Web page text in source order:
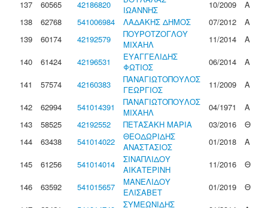
137
60565 42186820
ΙΩΑΝΝΗΣ
10/2009
Α
138
62768 541006984 ΛΑΔΑΚΗΣ ΔΗΜΟΣ 07/2012
Α
139
60174 42192579
ΠΟΥΡΟΤΖΟΓΛΟΥ
ΜΙΧΑΗΛ
11/2014
Α
140
61424 42196531
ΕΥΑΓΓΕΛΙΔΗΣ
ΦΩΤΙΟΣ
06/2014
Α
141
57574 42160383
ΠΑΝΑΓΙΩΤΟΠΟΥΛΟΣ
ΓΕΩΡΓΙΟΣ
11/2009
Α
142
62994 541014391
ΠΑΝΑΓΙΩΤΟΠΟΥΛΟΣ
ΜΙΧΑΗΛ
04/1971
Α
143
58525 42192552 ΠΕΤΑΣΑΚΗ ΜΑΡΙΑ 03/2016
Θ
144
63438 541014022
ΘΕΟΔΩΡΙΔΗΣ
ΑΝΑΣΤΑΣΙΟΣ
01/2018
Α
145
61256 541014014
ΣΙΝΑΠΛΙΔΟΥ
ΑΙΚΑΤΕΡΙΝΗ
11/2016
Θ
146
63592 541015657
ΜΑΝΕΛΙΔΟΥ
ΕΛΙΣΑΒΕΤ
01/2019
Θ
ΣΥΜΕΩΝΙΔΗΣ